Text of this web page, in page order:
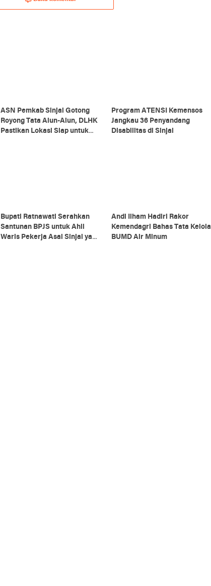
ASN Pemkab Sinjai Gotong
Royong Tata Alun-Alun, DLHK
Pastikan Lokasi Siap untuk
Program ATENSI Kemensos
Jangkau 36 Penyandang
Disabilitas di Sinjai
Bupati Ratnawati Serahkan
Santunan BPJS untuk Ahli
Waris Pekerja Asal Sinjai yang
Andi Ilham Hadiri Rakor
Kemendagri Bahas Tata Kelola
BUMD Air Minum